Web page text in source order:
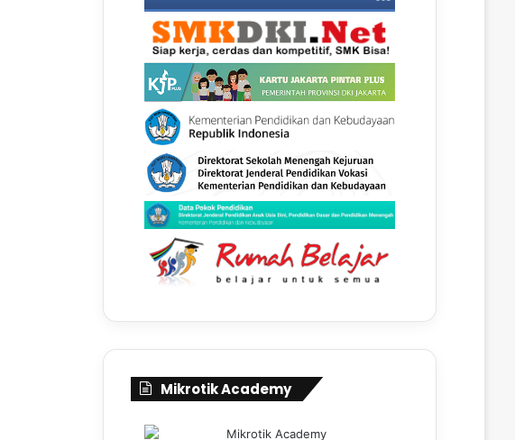
Mikrotik Academy